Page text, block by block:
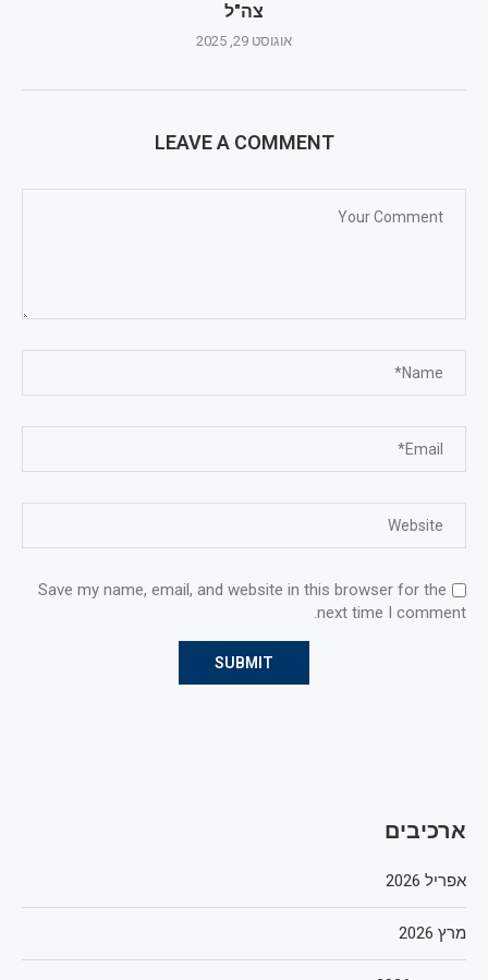
צה"ל
אוגוסט 29, 2025
LEAVE A COMMENT
Save my name, email, and website in this browser for the
next time I comment.
ארכיבים
אפריל 2026
מרץ 2026